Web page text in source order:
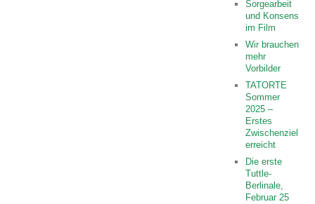
Sorgearbeit
und Konsens
im Film
Wir brauchen
mehr
Vorbilder
TATORTE
Sommer
2025 –
Erstes
Zwischenziel
erreicht
Die erste
Tuttle-
Berlinale,
Februar 25